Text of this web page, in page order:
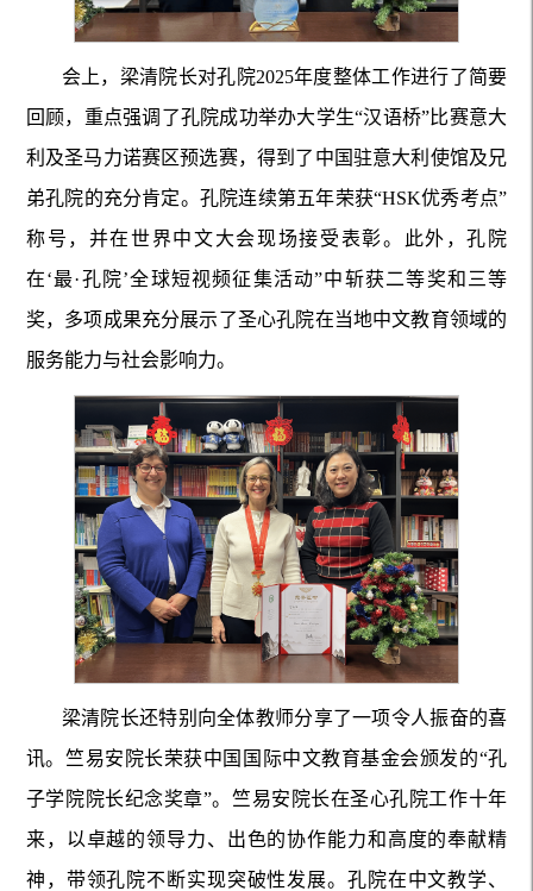
会上，梁清院长对孔院2025年度整体工作进行了简要
回顾，重点强调了孔院成功举办大学生“汉语桥”比赛意大
利及圣马力诺赛区预选赛，得到了中国驻意大利使馆及兄
弟孔院的充分肯定。孔院连续第五年荣获“HSK优秀考点”
称号，并在世界中文大会现场接受表彰。此外，孔院
在‘最·孔院’全球短视频征集活动”中斩获二等奖和三等
奖，多项成果充分展示了圣心孔院在当地中文教育领域的
服务能力与社会影响力。
梁清院长还特别向全体教师分享了一项令人振奋的喜
讯。竺易安院长荣获中国国际中文教育基金会颁发的“孔
子学院院长纪念奖章”。竺易安院长在圣心孔院工作十年
来，以卓越的领导力、出色的协作能力和高度的奉献精
神，带领孔院不断实现突破性发展。孔院在中文教学、